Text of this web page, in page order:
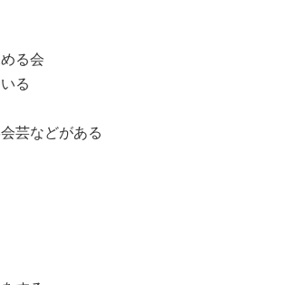
る会
る
芸などがある